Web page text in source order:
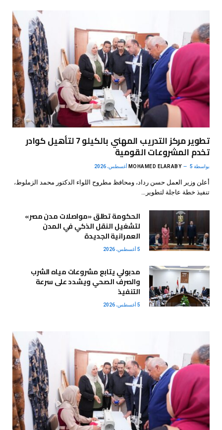
تطوير مركز التدريب المهني بالكيلو 7 لتأهيل كوادر
تخدم المشروعات القومية
بواسطة MOHAMED ELARABY 5 أغسطس، 2026
أعلن وزير العمل حسن رداد، ومحافظ مطروح اللواء الدكتور محمد الزملوط،
تنفيذ خطة عاجلة لتطوير…
الحكومة تطلق «مواصلات مدن مصر»
لتشغيل النقل الذكي في المدن
العمرانية الجديدة
5 أغسطس، 2026
مدبولي يتابع مشروعات مياه الشرب
والصرف الصحي ويشدد على سرعة
التنفيذ
5 أغسطس، 2026